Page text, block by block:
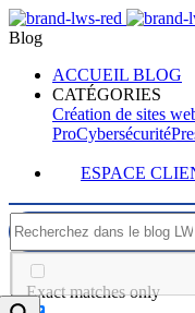
Blog
ACCUEIL BLOG
CATÉGORIES
Création de sites
ProCybersécurité
ESPACE
Exact matches only